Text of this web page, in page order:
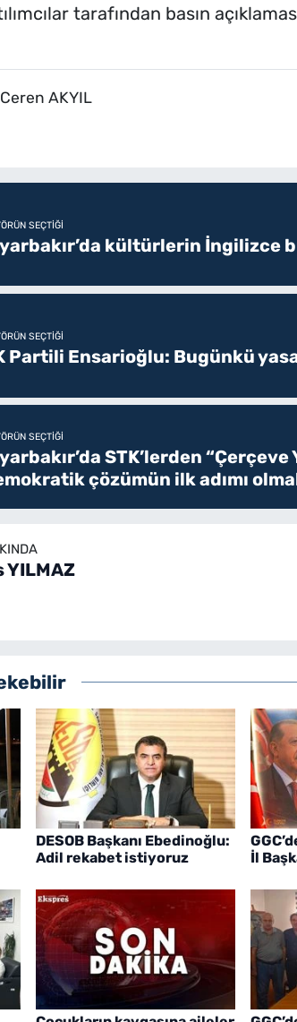
tarafından basın
AKYIL
SEÇTIĞI
kültürlerin İngilizce
SEÇTIĞI
Partili Ensarioğlu: Bugünkü
SEÇTIĞI
STK’lerden “Çerçeve
çözümün ilk adımı
YILMAZ
DESOB Başkanı Ebedinoğlu:
Adil rekabet istiyoruz
İl